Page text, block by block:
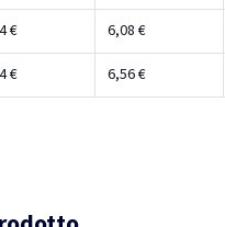
€ 6,08 €
€ 6,56 €